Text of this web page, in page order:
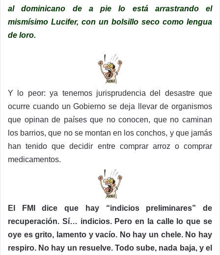
al dominicano de a pie lo está arrastrando el
mismísimo Lucifer, con un bolsillo seco como lengua
de loro.
Y lo peor: ya tenemos jurisprudencia del desastre que
ocurre cuando un Gobierno se deja llevar de organismos
que opinan de países que no conocen, que no caminan
los barrios, que no se montan en los conchos, y que jamás
han tenido que decidir entre comprar arroz o comprar
medicamentos.
El FMI dice que hay “indicios preliminares” de
recuperación. Sí… indicios. Pero en la calle lo que se
oye es grito, lamento y vacío. No hay un chele. No hay
respiro. No hay un resuelve. Todo sube, nada baja, y el